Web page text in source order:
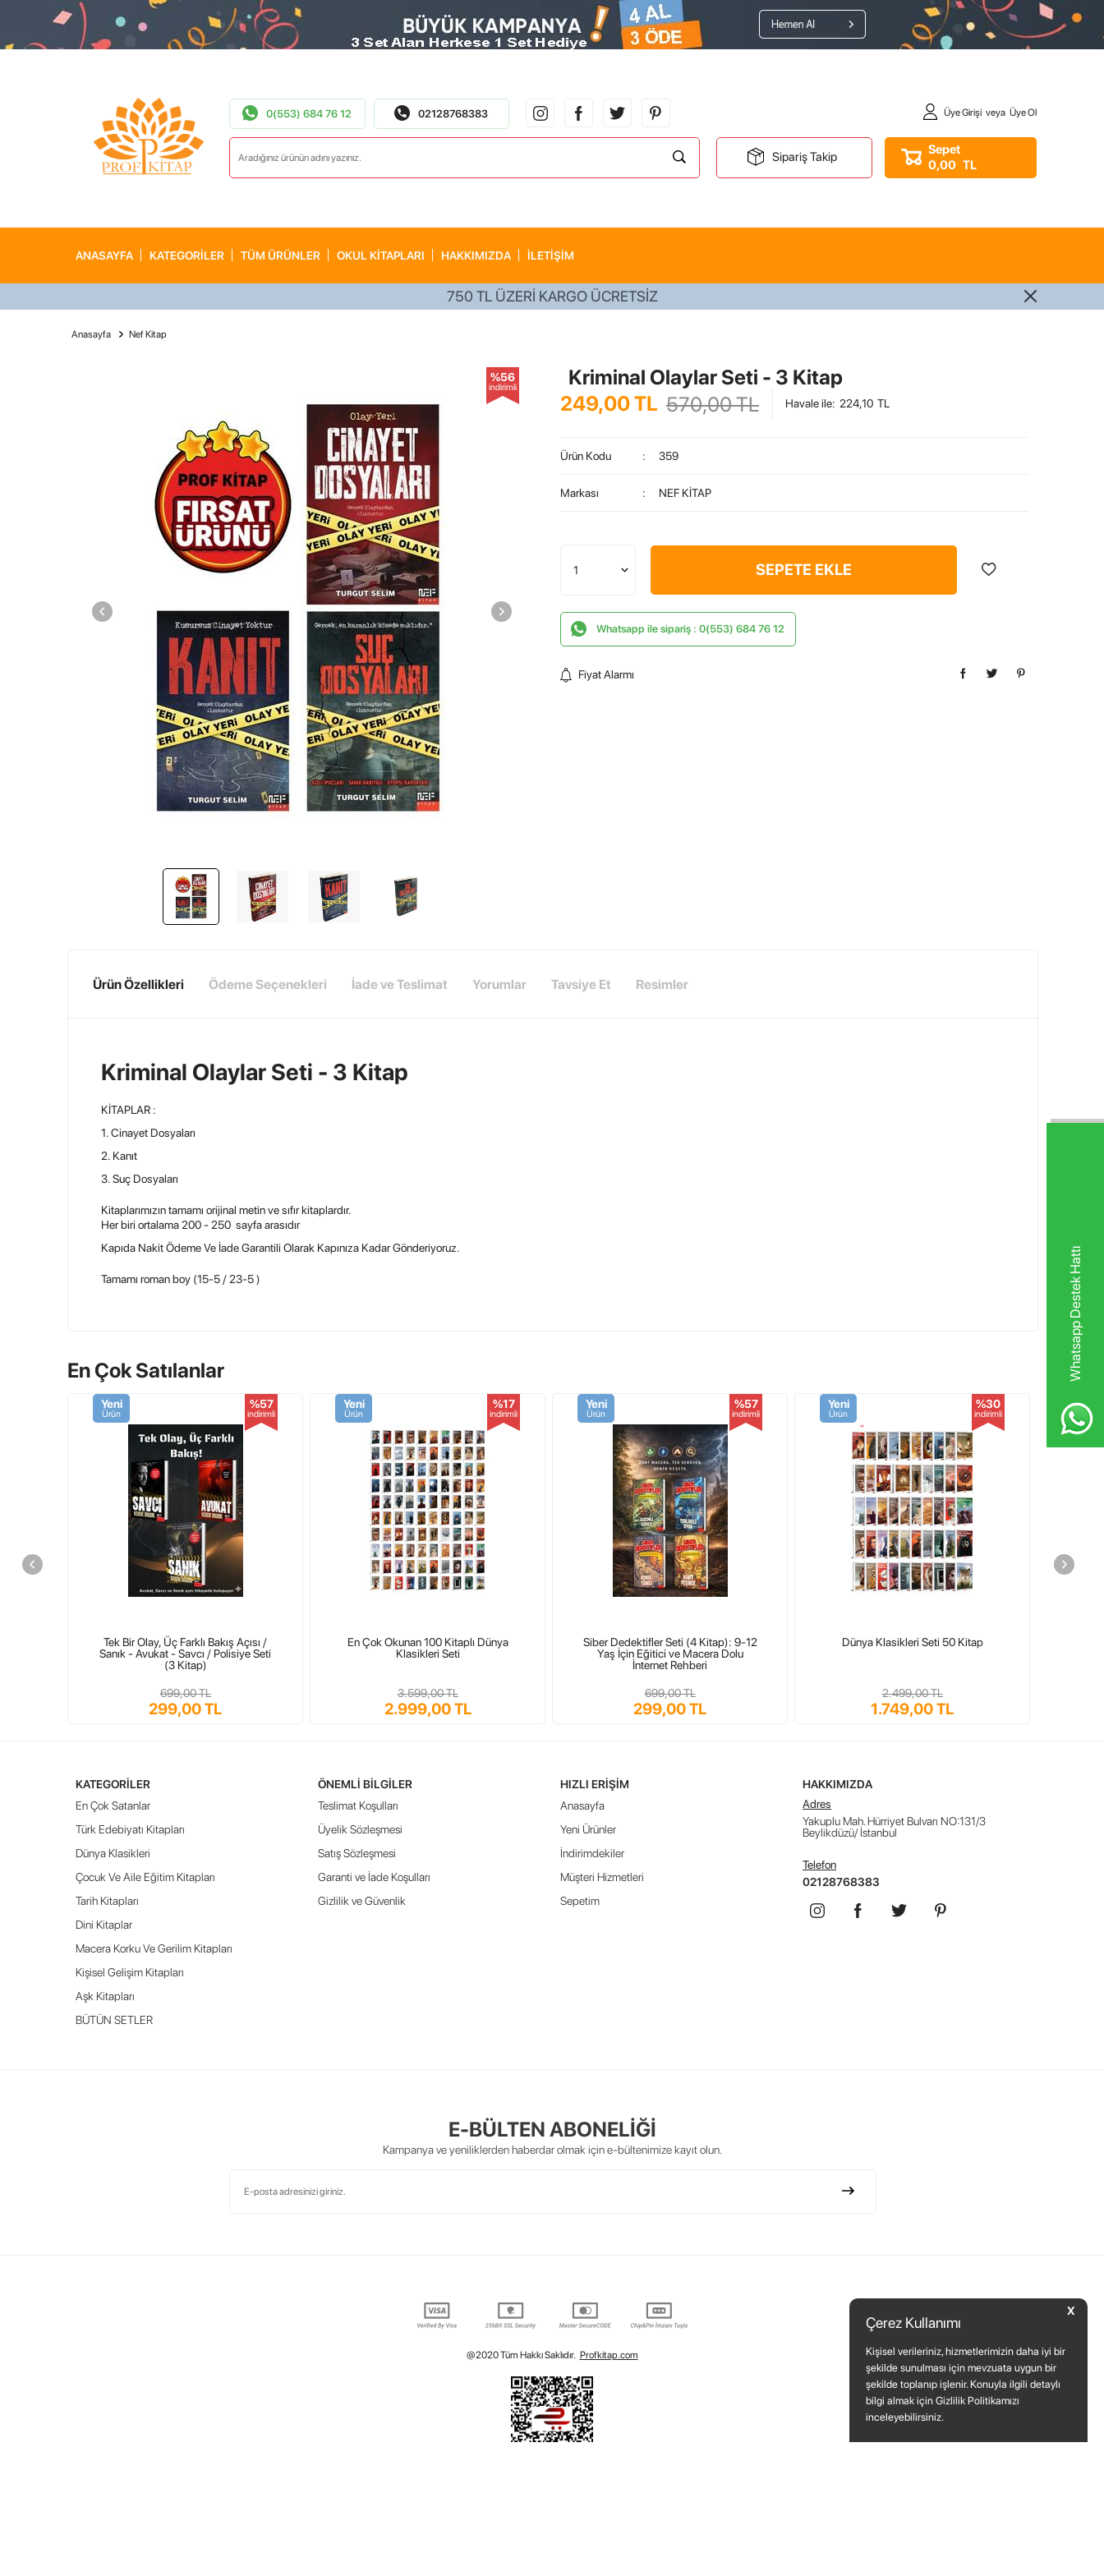
X
Çerez Kullanımı
Kişisel verileriniz, hizmetlerimizin daha iyi bir
şekilde sunulması için mevzuata uygun bir
şekilde toplanıp işlenir. Konuyla ilgili detaylı
bilgi almak için Gizlilik Politikamızı
inceleyebilirsiniz.
Whatsapp Destek Hattı
0(553) 684 76 12 02128768383 Üye Girişi veya Üye Ol
Sipariş Takip
Sepet
0,00 TL
ANASAYFA KATEGORİLER TÜM ÜRÜNLER OKUL KITAPLARI HAKKIMIZDA İLETİŞİM
750 TL ÜZERİ KARGO ÜCRETSİZ
Anasayfa Nef Kitap
%56
indirimli
Kriminal Olaylar Seti - 3 Kitap
249,00TL 570,00TL Havale ile: 224,10 TL
Ürün Kodu : 359
Markası : NEF KİTAP
SEPETE EKLE
Whatsapp ile sipariş : 0(553) 684 76 12
Fiyat Alarmı
Ürün Özellikleri Ödeme Seçenekleri İade ve Teslimat Yorumlar Tavsiye Et Resimler
Kriminal Olaylar Seti - 3 Kitap
KİTAPLAR :
1. Cinayet Dosyaları
2. Kanıt
3. Suç Dosyaları
Kitaplarımızın tamamı orijinal metin ve sıfır kitaplardır.
Her biri ortalama 200 - 250 sayfa arasıdır
Kapıda Nakit Ödeme Ve İade Garantili Olarak Kapınıza Kadar Gönderiyoruz.
Tamamı roman boy (15-5 / 23-5 )
Ürün Etiketleri
Kriminal Olaylar Seti , Kitap Cinayet Dosyaları Kanıt , Jeffrey Epsteın SIRLAR
En Çok Satılanlar
%57
indirimli
Yeni
Ürün
Tek Bir Olay, Üç Farklı Bakış Açısı /
Sanık - Avukat - Savcı / Polisiye Seti
(3 Kitap)
699,00 TL
299,00 TL
%17
indirimli
Yeni
Ürün
En Çok Okunan 100 Kitaplı Dünya
Klasikleri Seti
3.599,00 TL
2.999,00 TL
%57
indirimli
Yeni
Ürün
Siber Dedektifler Seti (4 Kitap): 9-12
Yaş İçin Eğitici ve Macera Dolu
İnternet Rehberi
699,00 TL
299,00 TL
%30
indirimli
Yeni
Ürün
Dünya Klasikleri Seti 50 Kitap
2.499,00 TL
1.749,00 TL
Yeni
Ürün
KATEGORILER
En Çok Satanlar
Türk Edebiyatı Kitapları
Dünya Klasikleri
Çocuk Ve Aile Eğitim Kitapları
Tarih Kitapları
Dini Kitaplar
Macera Korku Ve Gerilim Kitapları
Kişisel Gelişim Kitapları
Aşk Kitapları
BÜTÜN SETLER
ÖNEMLI BILGILER
Teslimat Koşulları
Üyelik Sözleşmesi
Satış Sözleşmesi
Garanti ve İade Koşulları
Gizlilik ve Güvenlik
HIZLI ERIŞIM
Anasayfa
Yeni Ürünler
İndirimdekiler
Müşteri Hizmetleri
Sepetim
HAKKIMIZDA
Adres
Yakuplu Mah. Hürriyet Bulvarı NO:131/3
Beylikdüzü/ İstanbul
Telefon
02128768383
E-BÜLTEN ABONELİĞİ
Kampanya ve yeniliklerden haberdar olmak için e-bültenimize kayıt olun.
@2020 Tüm Hakkı Saklıdır. Profkitap.com